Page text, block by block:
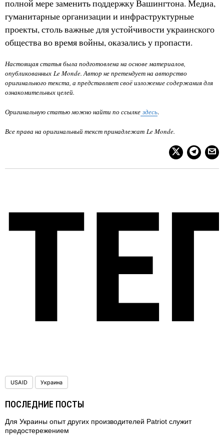
полной мере заменить поддержку Вашингтона. Медиа,
гуманитарные организации и инфраструктурные
проекты, столь важные для устойчивости украинского
общества во время войны, оказались у пропасти.
Настоящая статья была подготовлена на основе материалов,
опубликованных Le Monde. Автор не претендует на авторство
оригинального текста, а представляет своё изложение содержания для
ознакомительных целей.
Оригинальную статью можно найти по ссылке здесь.
Все права на оригинальный текст принадлежат Le Monde.
USAID Украина
ПОСЛЕДНИЕ ПОСТЫ
Для Украины опыт других производителей Patriot служит
предостережением